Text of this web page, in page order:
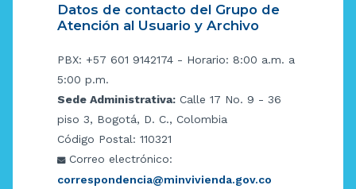
Datos de contacto del Grupo de
Atención al Usuario y Archivo
PBX: +57 601 9142174 - Horario: 8:00 a.m. a
5:00 p.m.
Sede Administrativa: Calle 17 No. 9 - 36
piso 3, Bogotá, D. C., Colombia
Código Postal: 110321
Correo electrónico:
correspondencia@minvivienda.gov.co